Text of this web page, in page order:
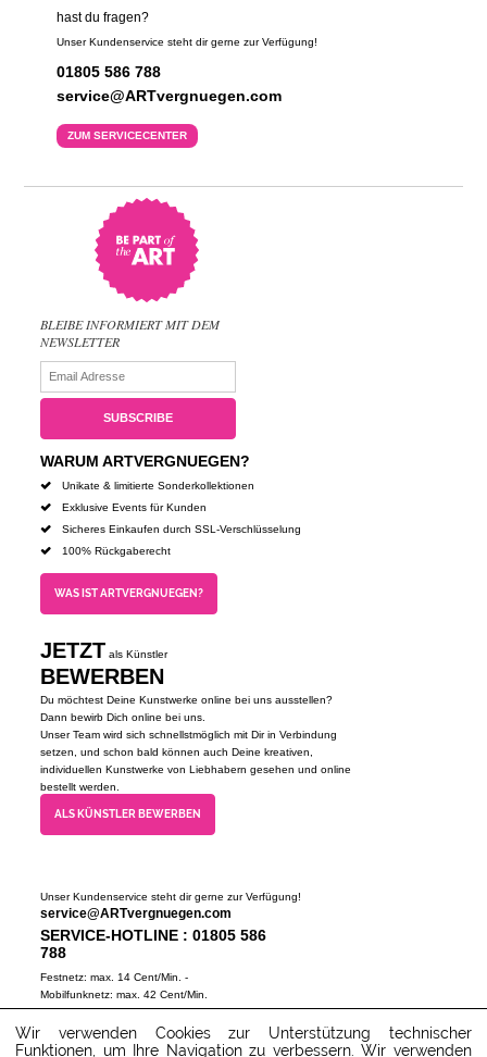
hast du fragen?
Unser Kundenservice steht dir gerne zur Verfügung!
01805 586 788
service@ARTvergnuegen.com
ZUM SERVICECENTER
BLEIBE INFORMIERT MIT DEM
NEWSLETTER
WARUM ARTVERGNUEGEN?
Unikate & limitierte Sonderkollektionen
Exklusive Events für Kunden
Sicheres Einkaufen durch SSL-Verschlüsselung
100% Rückgaberecht
WAS IST ARTVERGNUEGEN?
JETZT als Künstler
BEWERBEN
Du möchtest Deine Kunstwerke online bei uns ausstellen?
Dann bewirb Dich online bei uns.
Unser Team wird sich schnellstmöglich mit Dir in Verbindung
setzen, und schon bald können auch Deine kreativen,
individuellen Kunstwerke von Liebhabern gesehen und online
bestellt werden.
ALS KÜNSTLER BEWERBEN
Unser Kundenservice steht dir gerne zur Verfügung!
service@ARTvergnuegen.com
SERVICE-HOTLINE : 01805 586
788
Festnetz: max. 14 Cent/Min. -
Mobilfunknetz: max. 42 Cent/Min.
(Mo-Do 9-18 Uhr, Fr 9-16 Uhr)
ZUM SERVICECENTER
Wir verwenden Cookies zur Unterstützung technischer
Funktionen, um Ihre Navigation zu verbessern. Wir verwenden